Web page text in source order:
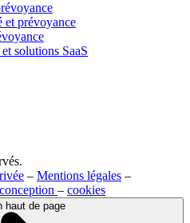
et prévoyance
solutions SaaS
– Mentions légales –
– cookies
haut de page